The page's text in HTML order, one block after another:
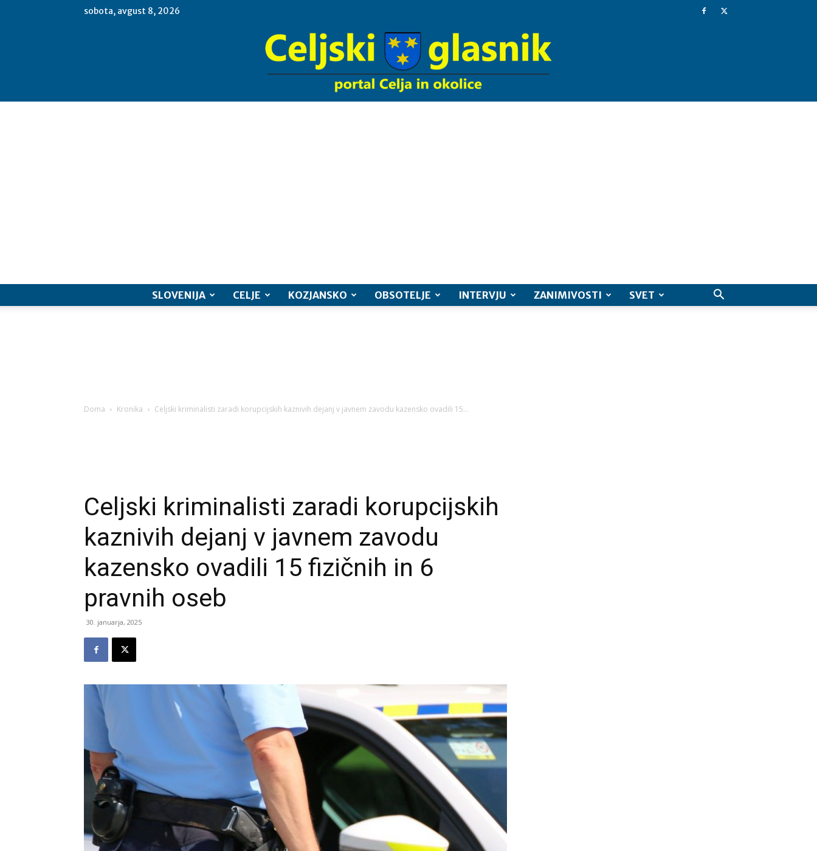
sobota, avgust 8, 2026
SLOVENIJA CELJE KOZJANSKO OBSOTELJE INTERVJU ZANIMIVOSTI SVET
Doma Kronika Celjski kriminalisti zaradi korupcijskih kaznivih dejanj v javnem zavodu kazensko ovadili 15...
Celjski kriminalisti zaradi korupcijskih
kaznivih dejanj v javnem zavodu
kazensko ovadili 15 fizičnih in 6
pravnih oseb
30. januarja, 2025